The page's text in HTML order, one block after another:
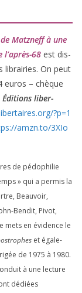
Matzneff à une
68 est dis­
librai­ries. On peut
euros – chèque
Éditions liber­
​?​p​=​1
​amzn​.to/​3​X​I​o​
de pédo­phi­lie
» qui a per­mis la
Beauvoir,
Bendit, Pivot,
mets en évi­dence le
et éga­le­
de 1975 à 1980.
à une lec­ture
dédiées